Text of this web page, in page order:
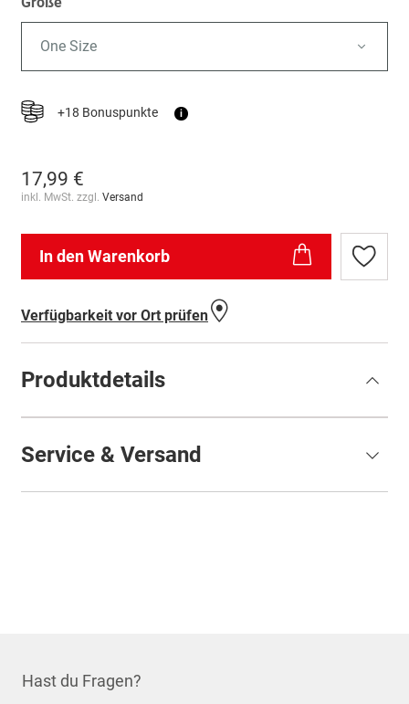
One Size
+18 Bonuspunkte i
17,99 €
inkl. MwSt. zzgl. Versand
In den Warenkorb
Zur
Verfügbarkeit vor Ort prüfen
Produktdetails
Service & Versand
Hast du Fragen?